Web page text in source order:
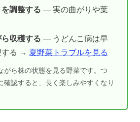
調整する — 実の曲がりや葉
収穫する — うどんこ病は早
する → 夏野菜トラブルを見る
がら株の状態を見る野菜です。つ
確認すると、長く楽しみやすくなり